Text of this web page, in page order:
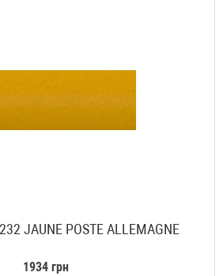
JAUNE POSTE ALLEMAGNE
1934 грн